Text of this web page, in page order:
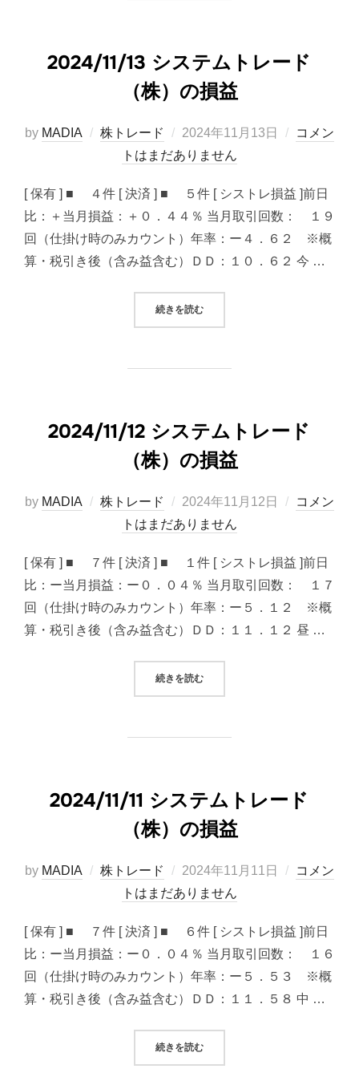
2024/11/13 システムトレード
（株）の損益
by MADIA 株トレード
投
稿
2024年11月13日
コメン
トはまだありません
[ 保有 ] ■ ４件 [ 決済 ] ■ ５件 [ シストレ損益 ]前日
比：＋当月損益：＋０．４４％ 当月取引回数： １９
回（仕掛け時のみカウント）年率：ー４．６２ ※概
算・税引き後（含み益含む）ＤＤ：１０．６２ 今 …
続きを読む“2024/11/13 システムトレード（
2024/11/12 システムトレード
（株）の損益
by MADIA 株トレード
投
稿
2024年11月12日
コメン
トはまだありません
[ 保有 ] ■ ７件 [ 決済 ] ■ １件 [ シストレ損益 ]前日
比：ー当月損益：ー０．０４％ 当月取引回数： １７
回（仕掛け時のみカウント）年率：ー５．１２ ※概
算・税引き後（含み益含む）ＤＤ：１１．１２ 昼 …
続きを読む“2024/11/12 システムトレード（
2024/11/11 システムトレード
（株）の損益
by MADIA 株トレード
投
稿
2024年11月11日
コメン
トはまだありません
[ 保有 ] ■ ７件 [ 決済 ] ■ ６件 [ シストレ損益 ]前日
比：ー当月損益：ー０．０４％ 当月取引回数： １６
回（仕掛け時のみカウント）年率：ー５．５３ ※概
算・税引き後（含み益含む）ＤＤ：１１．５８ 中 …
続きを読む“2024/11/11 システムトレード（株